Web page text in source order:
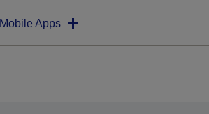
Mobile Apps